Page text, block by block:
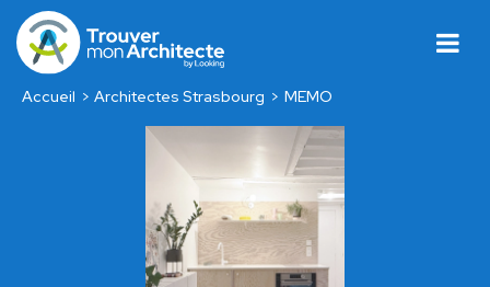
Accueil Architectes Strasbourg MEMO